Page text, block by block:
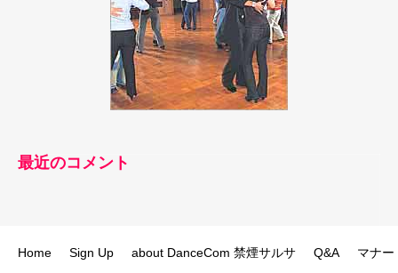
最近のコメント
Home Sign Up about DanceCom 禁煙サルサ Q&A マナー